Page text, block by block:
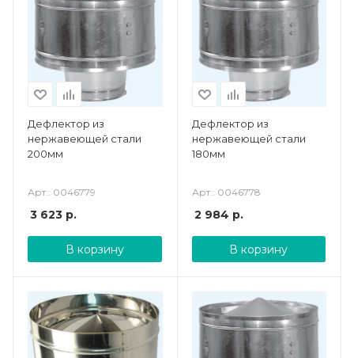
Дефлектор из
нержавеющей стали
200мм
Арт.: 0046779
3 623 р.
В корзину
Дефлектор из
нержавеющей стали
180мм
Арт.: 0046778
2 984 р.
В корзину